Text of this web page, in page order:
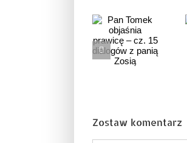
Rosyjska
zdolność
do adaptacji
Zostaw komentarz